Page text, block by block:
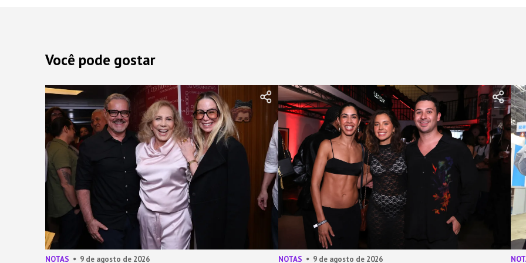
Você pode gostar
NOTAS 9 de agosto de 2026 NOTAS 9 de agosto de 2026